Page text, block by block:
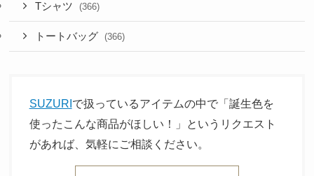
Tシャツ (366)
トートバッグ (366)
SUZURIで扱っているアイテムの中で「誕生色を
使ったこんな商品がほしい！」というリクエスト
があれば、気軽にご相談ください。